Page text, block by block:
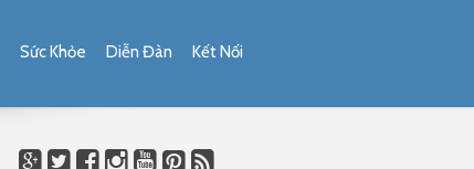
Sức Khỏe Diễn Đàn Kết Nối